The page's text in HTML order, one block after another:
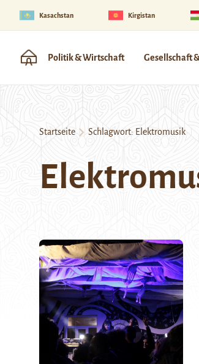
Kasachstan Kirgistan
Politik & Wirtschaft Gesellschaft
Startseite Schlagwort: Elektromusik